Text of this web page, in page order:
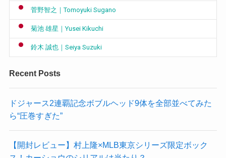
菅野智之｜Tomoyuki Sugano
菊池 雄星｜Yusei Kikuchi
鈴木 誠也｜Seiya Suzuki
Recent Posts
ドジャース2連覇記念ボブルヘッド9体を全部並べてみた
ら“圧巻すぎた”
【開封レビュー】村上隆×MLB東京シリーズ限定ボック